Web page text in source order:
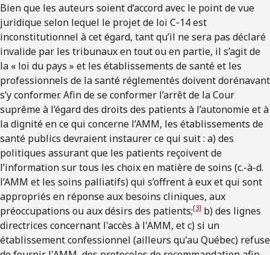
Bien que les auteurs soient d’accord avec le point de vue
juridique selon lequel le projet de loi C‑14 est
inconstitutionnel à cet égard, tant qu’il ne sera pas déclaré
invalide par les tribunaux en tout ou en partie, il s’agit de
la « loi du pays » et les établissements de santé et les
professionnels de la santé réglementés doivent dorénavant
s’y conformer. Afin de se conformer l’arrêt de la Cour
suprême à l’égard des droits des patients à l’autonomie et à
la dignité en ce qui concerne l’AMM, les établissements de
santé publics devraient instaurer ce qui suit : a) des
politiques assurant que les patients reçoivent de
l’information sur tous les choix en matière de soins (c.-à-d.
l’AMM et les soins palliatifs) qui s’offrent à eux et qui sont
appropriés en réponse aux besoins cliniques, aux
préoccupations ou aux désirs des patients;[3] b) des lignes
directrices concernant l'accès à l'AMM, et c) si un
établissement confessionnel (ailleurs qu'au Québec) refuse